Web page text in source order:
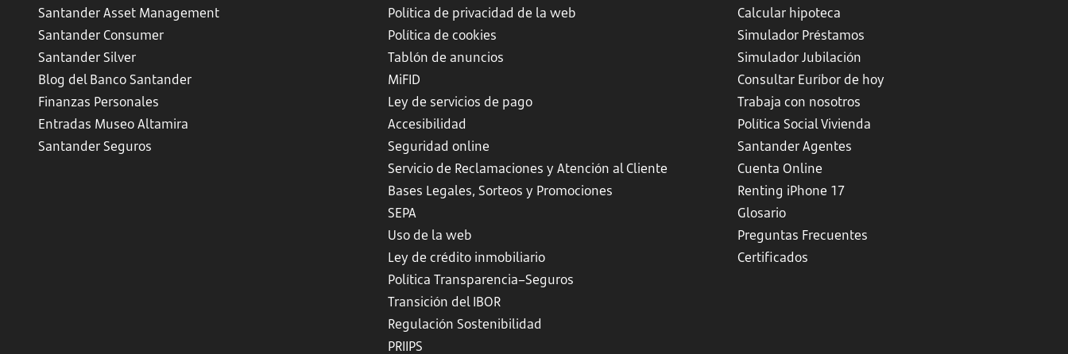
Santander Asset Management
Santander Consumer
Santander Silver
Blog del Banco Santander
Finanzas Personales
Entradas Museo Altamira
Santander Seguros
Política de privacidad de la web
Política de cookies
Tablón de anuncios
MiFID
Ley de servicios de pago
Accesibilidad
Seguridad online
Servicio de Reclamaciones y Atención al Cliente
Bases Legales, Sorteos y Promociones
SEPA
Uso de la web
Ley de crédito inmobiliario
Política Transparencia–Seguros
Transición del IBOR
Regulación Sostenibilidad
PRIIPS
Calcular hipoteca
Simulador Préstamos
Simulador Jubilación
Consultar Euríbor de hoy
Trabaja con nosotros
Política Social Vivienda
Santander Agentes
Cuenta Online
Renting iPhone 17
Glosario
Preguntas Frecuentes
Certificados